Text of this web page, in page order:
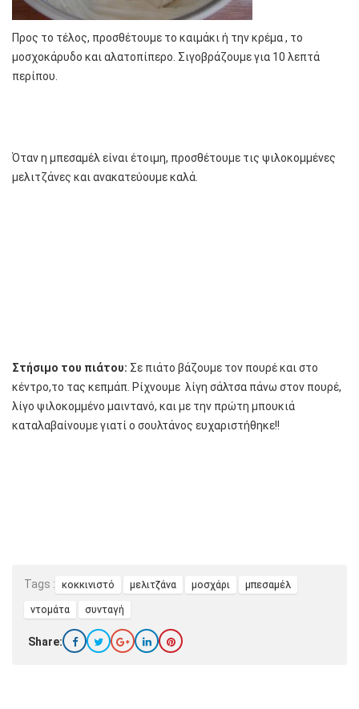
Προς το τέλος, προσθέτουμε το καιμάκι ή την κρέμα , το
μοσχοκάρυδο και αλατοπίπερο. Σιγοβράζουμε για 10 λεπτά
περίπου.
Όταν η μπεσαμέλ είναι έτοιμη, προσθέτουμε τις ψιλοκομμένες
μελιτζάνες και ανακατεύουμε καλά.
Στήσιμο του πιάτου: Σε πιάτο βάζουμε τον πουρέ και στο
κέντρο,το τας κεπμάπ. Ρίχνουμε λίγη σάλτσα πάνω στον πουρέ,
λίγο ψιλοκομμένο μαιντανό, και με την πρώτη μπουκιά
καταλαβαίνουμε γιατί ο σουλτάνος ευχαριστήθηκε!!
Tags : κοκκινιστό μελιτζάνα μοσχάρι μπεσαμέλ
ντομάτα συνταγή
Share: